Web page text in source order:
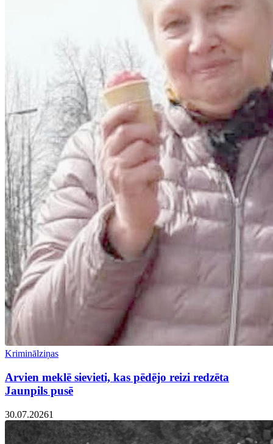
Kriminālziņas
Arvien meklē sievieti, kas pēdējo reizi redzēta
Jaunpils pusē
30.07.20261